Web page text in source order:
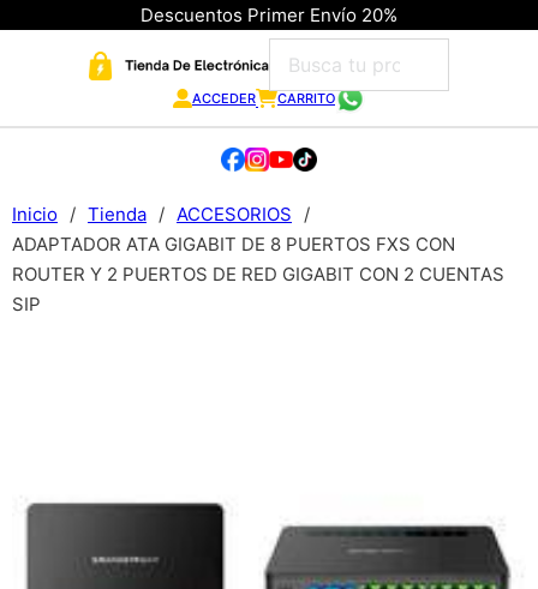
Descuentos Primer Envío 20%
ACCEDER CARRITO
Inicio / Tienda / ACCESORIOS
/
ADAPTADOR ATA GIGABIT DE 8 PUERTOS FXS CON
ROUTER Y 2 PUERTOS DE RED GIGABIT CON 2 CUENTAS
SIP